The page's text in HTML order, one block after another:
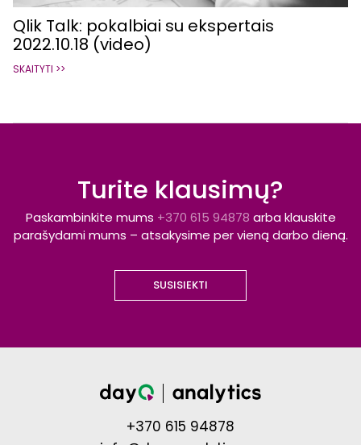
Qlik Talk: pokalbiai su ekspertais
2022.10.18 (video)
SKAITYTI >>
Turite klausimų?
Paskambinkite mums +370 615 94878 arba klauskite
parašydami mums – atsakysime per vieną darbo dieną.
SUSISIEKTI
+370 615 94878